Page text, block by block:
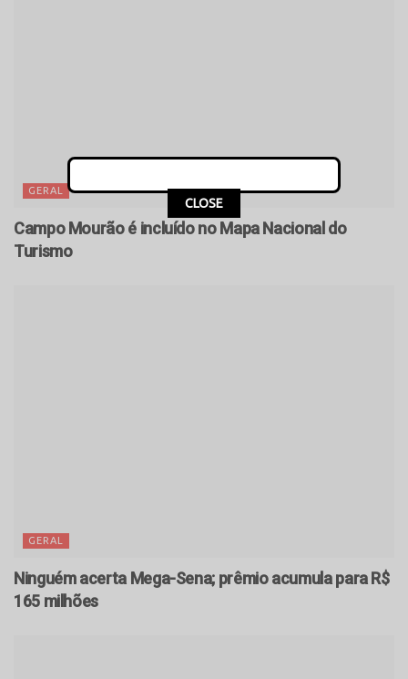
GERAL
Campo Mourão é incluído no Mapa Nacional do
Turismo
GERAL
Ninguém acerta Mega-Sena; prêmio acumula para R$
165 milhões
CLOSE